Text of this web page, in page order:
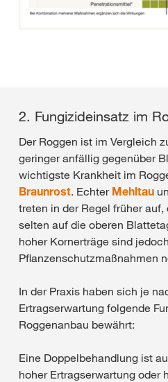
2. Fungizideinsatz im
Der Roggen ist im Vergleich
geringer anfällig gegenüber
wichtigste Krankheit im
Braunrost. Echter Mehltau
treten in der Regel früher
selten auf die oberen
hoher Kornerträge sind
Pflanzenschutzmaßnahmen
In der Praxis haben sich je
Ertragserwartung folgende
Roggenanbau bewährt:
Eine Doppelbehandlung ist
hoher Ertragserwartung oder